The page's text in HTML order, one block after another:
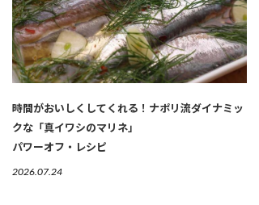
時間がおいしくしてくれる！ナポリ流ダイナミッ
クな「真イワシのマリネ」
パワーオフ・レシピ
2026.07.24